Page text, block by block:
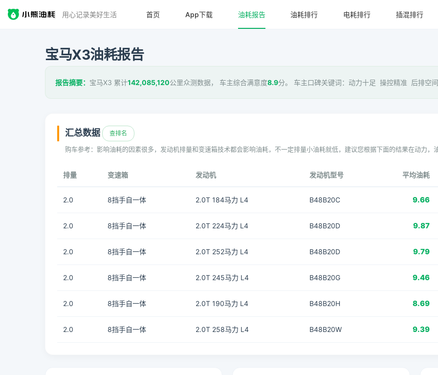
用心记录美好生活 首页 App下载 油耗报告 油耗排行 电耗排行 插混排行
宝马X3油耗报告
报告摘要： 宝马X3 累计142,085,120公里众测数据， 车主综合满意度8.9分。 车主口碑关键词：动力十足 操控精准 后排空
汇总数据 查排名
购车参考：影响油耗的因素很多，发动机排量和变速箱技术都会影响油耗，不一定排量小油耗就低，建议您根据下面的结果在动力
排量 变速箱 发动机 发动机型号 平均油耗
2.0 8挡手自一体 2.0T 184马力 L4 B48B20C 9.66
2.0 8挡手自一体 2.0T 224马力 L4 B48B20D 9.87
2.0 8挡手自一体 2.0T 252马力 L4 B48B20D 9.79
2.0 8挡手自一体 2.0T 245马力 L4 B48B20G 9.46
2.0 8挡手自一体 2.0T 190马力 L4 B48B20H 8.69
2.0 8挡手自一体 2.0T 258马力 L4 B48B20W 9.39